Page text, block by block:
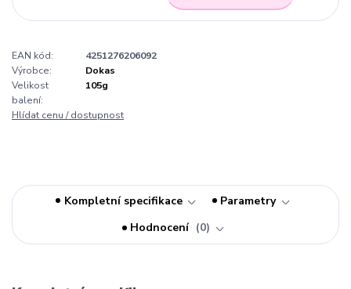
EAN kód:
4251276206092
Výrobce:
Dokas
Velikost
balení:
105g
Hlídat cenu / dostupnost
Kompletní specifikace
Parametry
Hodnocení
0